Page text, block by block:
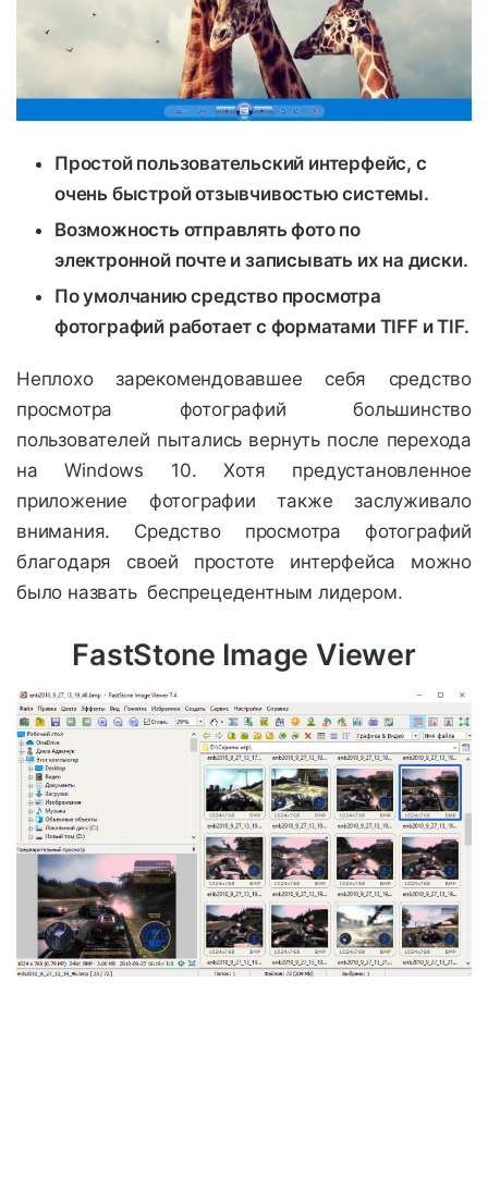
Простой пользовательский интерфейс, с
очень быстрой отзывчивостью системы.
Возможность отправлять фото по
электронной почте и записывать их на диски.
По умолчанию средство просмотра
фотографий работает с форматами TIFF и TIF.
Неплохо зарекомендовавшее себя средство
просмотра фотографий большинство
пользователей пытались вернуть после перехода
на Windows 10. Хотя предустановленное
приложение фотографии также заслуживало
внимания. Средство просмотра фотографий
благодаря своей простоте интерфейса можно
было назвать беспрецедентным лидером.
FastStone Image Viewer